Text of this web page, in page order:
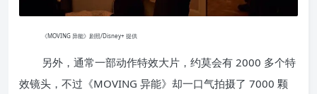
《MOVING 异能》剧照/Disney+ 提供
另外，通常一部动作特效大片，约莫会有 2000 多个特
效镜头，不过《MOVING 异能》却一口气拍摄了 7000 颗